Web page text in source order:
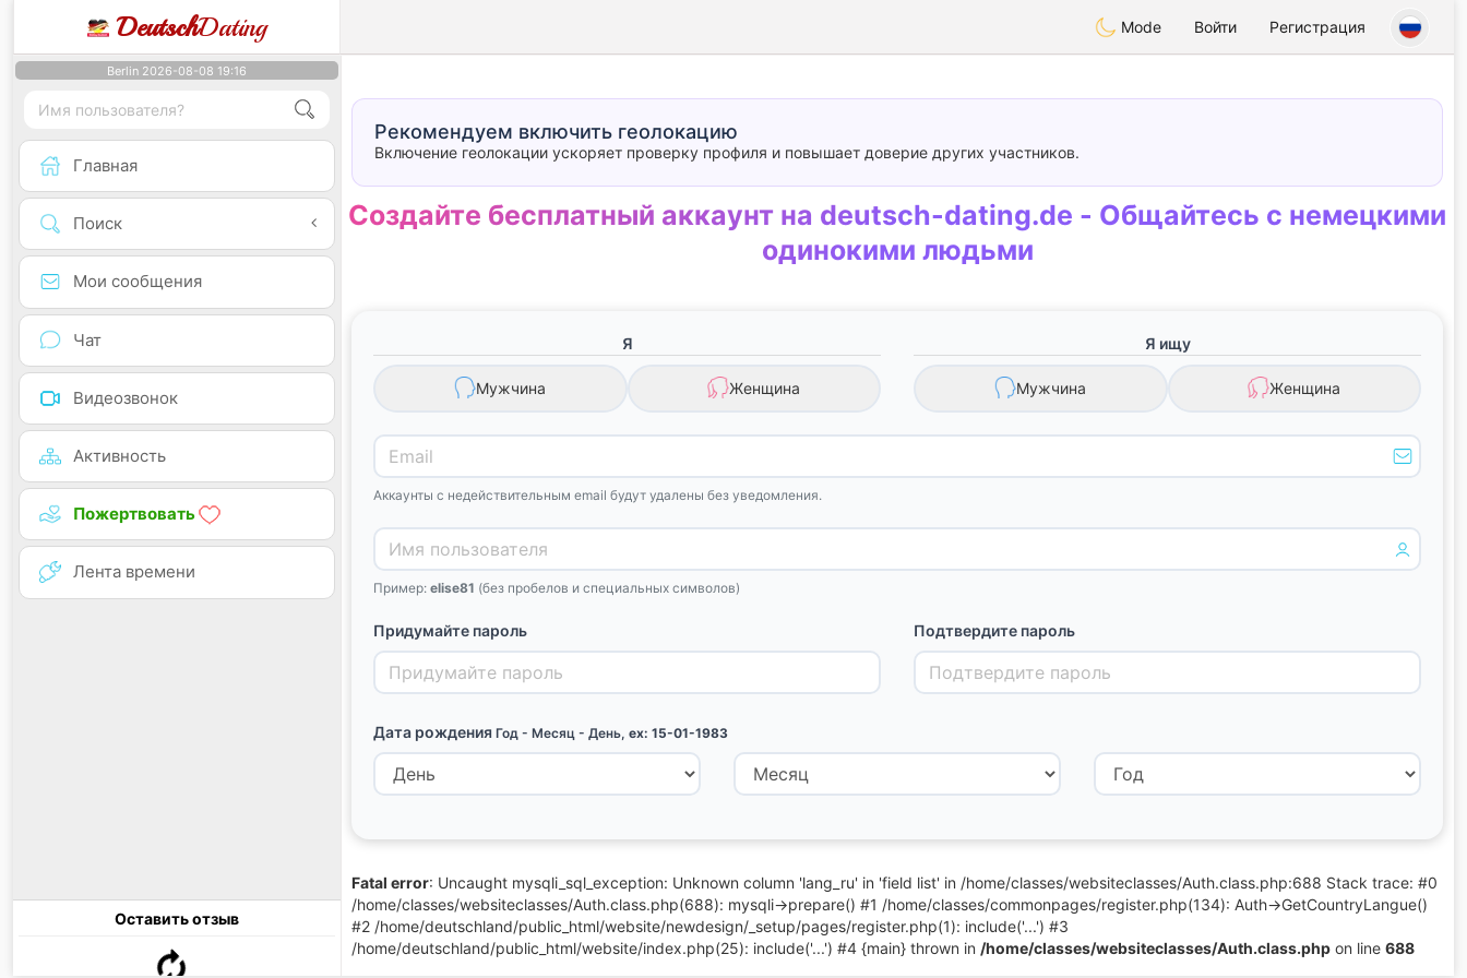
DeutschDating Mode Войти Регистрация
Berlin 2026-08-08 19:16
Главная
Поиск
Мои сообщения
Чат
Видеозвонок
Активность
Пожертвовать
Лента времени
Оставить отзыв
Рекомендуем включить геолокацию
Включение геолокации ускоряет проверку профиля и повышает доверие других участников.
Создайте бесплатный аккаунт на deutsch-dating.de - Общайтесь с немецкими
одинокими людьми
Я
Мужчина Женщина
Я ищу
Мужчина Женщина
Аккаунты с недействительным email будут удалены без уведомления.
Пример: elise81 (без пробелов и специальных символов)
Придумайте пароль Подтвердите пароль
Дата рождения Год - Месяц - День, ex: 15-01-1983
Fatal error: Uncaught mysqli_sql_exception: Unknown column 'lang_ru' in 'field list' in /home/classes/websiteclasses/Auth.class.php:688 Stack trace: #0
/home/classes/websiteclasses/Auth.class.php(688): mysqli->prepare() #1 /home/classes/commonpages/register.php(134): Auth->GetCountryLangue()
#2 /home/deutschland/public_html/website/newdesign/_setup/pages/register.php(1): include('...') #3
/home/deutschland/public_html/website/index.php(25): include('...') #4 {main} thrown in /home/classes/websiteclasses/Auth.class.php on line 688